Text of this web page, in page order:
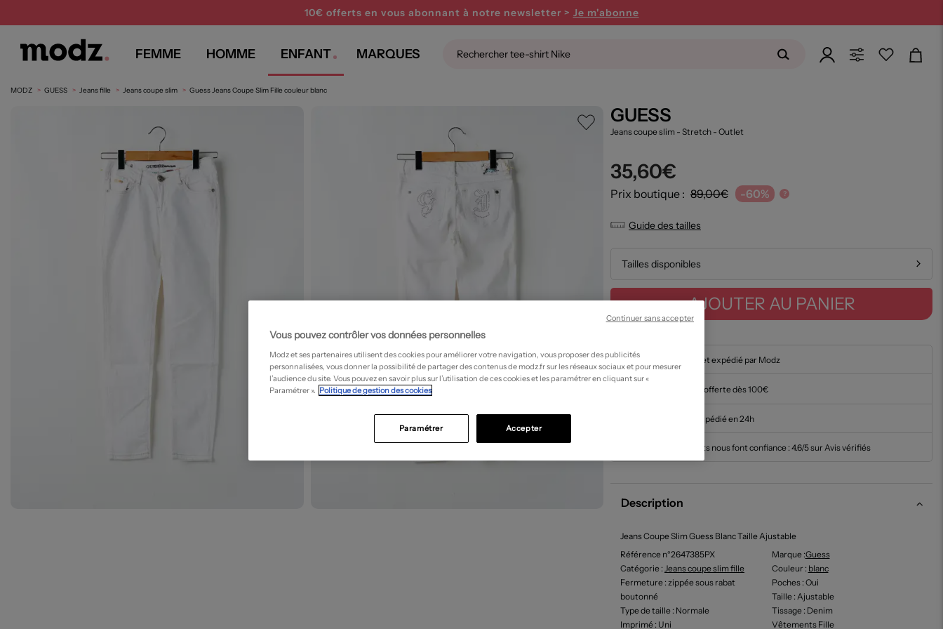
10€ offerts en vous abonnant à notre newsletter > Je m'abonne
FEMME HOMME ENFANT MARQUES
MODZ GUESS Jeans fille Jeans coupe slim Guess Jeans Coupe Slim Fille couleur blanc
GUESS
Jeans coupe slim - Stretch - Outlet
35,60€
Prix boutique : 89,00€ -60% ?
Guide des tailles
Tailles disponibles
AJOUTER AU PANIER
En stock et expédié par Modz
Livraison offerte dès 100€
Article expédié en 24h
Nos clients nous font confiance : 4.6/5 sur Avis vérifiés
Description
Jeans Coupe Slim Guess Blanc Taille Ajustable
Référence n°2647385PX
Marque :Guess
Catégorie : Jeans coupe slim fille Couleur : blanc
Fermeture : zippée sous rabat
boutonné
Poches: Oui
Taille: Ajustable
Type de taille : Normale Tissage: Denim
Imprimé : Uni
Vêtements Fille
Vous pouvez contrôler vos données personnelles
Modz et ses partenaires utilisent des cookies pour améliorer votre navigation, vous proposer des publicités
personnalisées, vous donner la possibilité de partager des contenus de modz.fr sur les réseaux sociaux et pour mesurer
l’audience du site. Vous pouvez en savoir plus sur l’utilisation de ces cookies et les paramétrer en cliquant sur «
Paramétrer ». Politique de gestion des cookies
Accepter
Paramétrer
Continuer sans accepter